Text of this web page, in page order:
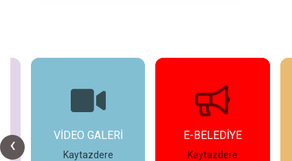
‹ E-BELEDİYE
Kaytazdere
ETKİNLİKLER
Kaytazdere